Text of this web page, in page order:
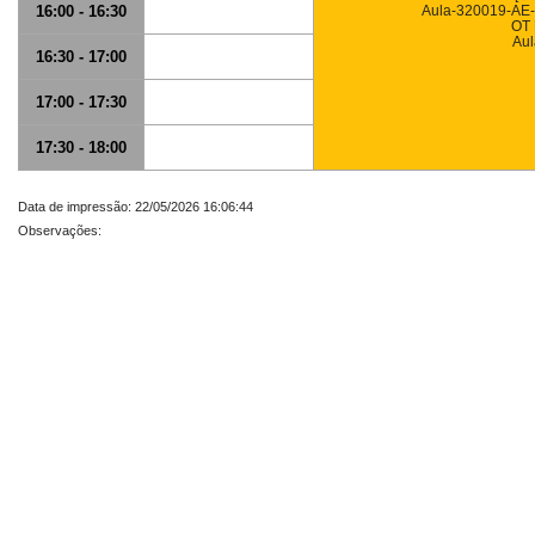
Aula-320019-
OT
16:00 - 16:30
16:30 - 17:00
17:00 - 17:30
17:30 - 18:00
Data de impressão: 22/05/2026 16:06:44
Observações: